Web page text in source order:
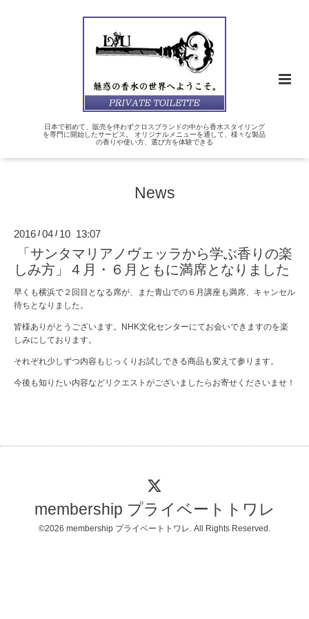
日本で初めて、販売を伴わずクロスブランドの中から香水スタイリング
を専門に開始したサービス。 オリジナルメニューを通して、様々な製品
の香りや使い方、選び方を体験できる
News
2016 /04 / 10 13:07
「サンタマリアノヴェッラから学ぶ香りの楽
しみ方」４月・６月ともに満席となりました
早くも横浜で２回目となる席が、また青山での６月講座も満席、キャンセル
待ちとなりました。
皆様ありがとうございます。NHK文化センターにてお会いできますのを楽
しみにしております。
それぞれ少しずつ内容もじっくりお試しできる商品も変えて参ります。
今後も知りたい内容などリクエストがございましたらお寄せくださいませ！
membership プライベートトワレ
©2026 membership プライベートトワレ. All Rights Reserved.